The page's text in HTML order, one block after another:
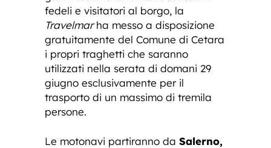
fedeli e visitatori al borgo, la
Travelmarha messo a disposizione
gratuitamente del Comune di Cetara
i propri traghetti che saranno
utilizzati nella serata di domani 29
giugno esclusivamente per il
trasporto di un massimo di tremila
persone.
Le motonavi partiranno da Salerno,